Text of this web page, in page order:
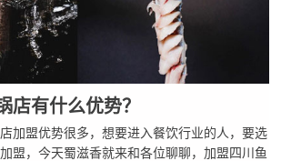
店有什么优势？
盟优势很多，想要进入餐饮行业的人，要选
盟，今天蜀滋香就来和各位聊聊，加盟四川鱼